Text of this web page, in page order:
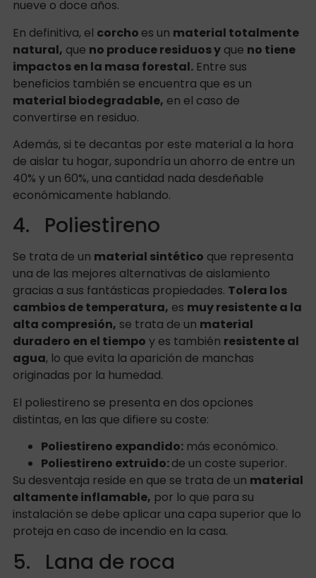
nueve o doce años.
En definitiva, el corcho es un material totalmente
natural, que no produce residuos yque no tiene
impactos en la masa forestal.Entre sus
beneficios también se encuentra que es un
material biodegradable, en el caso de
convertirse en residuo.
Además, si te decantas por este material a la hora
de aislar tu hogar, supondría un ahorro de entre un
40% y un 60%, una cantidad nada desdeñable
económicamente hablando.
4. Poliestireno
Se trata de un material sintético que representa
una de las mejores alternativas de aislamiento
gracias a sus fantásticas propiedades. Tolera los
cambios de temperatura, es muy resistente a la
alta compresión, se trata de un material
duradero en el tiempo y es también resistente al
agua, lo que evita la aparición de manchas
originadas por la humedad.
El poliestireno se presenta en dos opciones
distintas, en las que difiere su coste:
Poliestireno expandido:más económico.
Poliestireno extruido:de un coste superior.
Su desventaja reside en que se trata de un material
altamente inflamable, por lo que para su
instalación se debe aplicar una capa superior que lo
proteja en caso de incendio en la casa.
5. Lana de roca